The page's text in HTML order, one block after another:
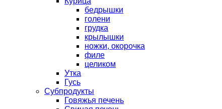
бедрышки
голени
грудка
крылышки
ножки, окорочка
филе
целиком
Утка
Гусь
Субпродукты
Говяжья печень